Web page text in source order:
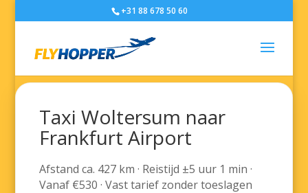
+31 88 678 50 60
Taxi Woltersum naar
Frankfurt Airport
Afstand ca. 427 km · Reistijd ±5 uur 1 min ·
Vanaf €530 · Vast tarief zonder toeslagen